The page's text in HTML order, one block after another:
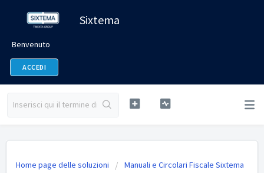
Sixtema
Benvenuto
ACCEDI
Home page delle soluzioni Manuali e Circolari Fiscale Sixtema